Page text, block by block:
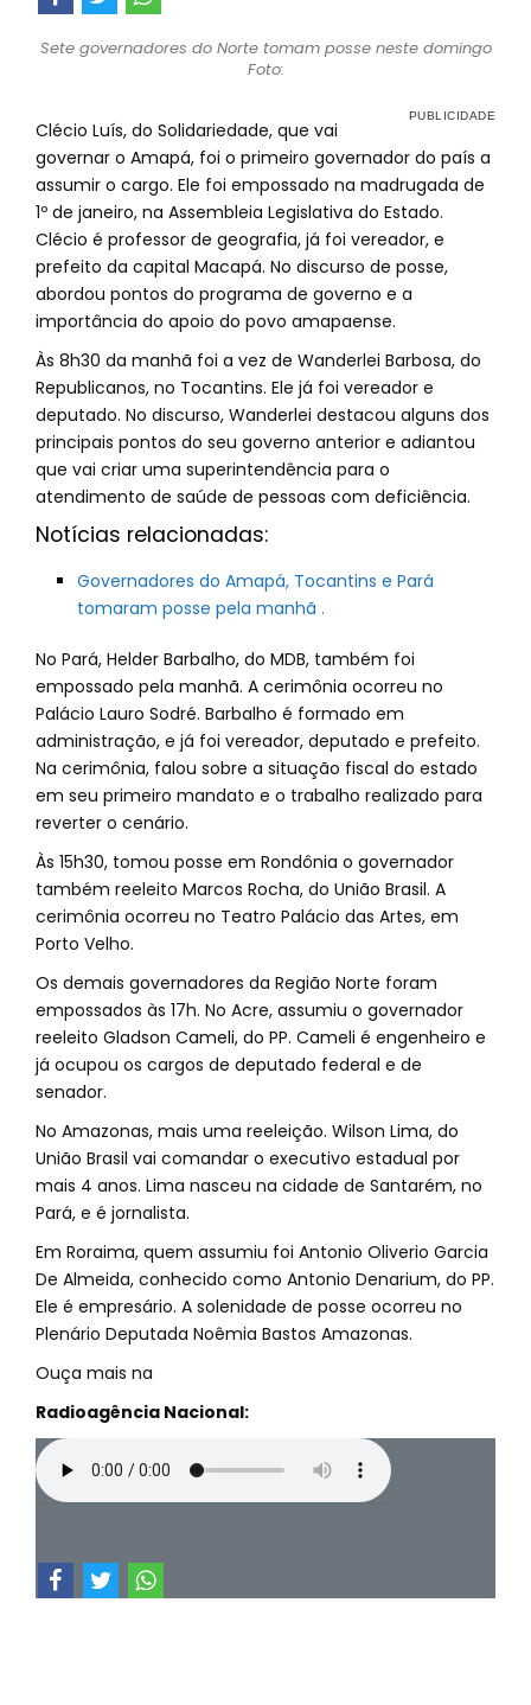
Sete governadores do Norte tomam posse neste domingo
Foto:
Clécio Luís, do Solidariedade, que vai
governar o Amapá, foi o primeiro governador do país a
assumir o cargo. Ele foi empossado na madrugada de
1º de janeiro, na Assembleia Legislativa do Estado.
Clécio é professor de geografia, já foi vereador, e
prefeito da capital Macapá. No discurso de posse,
abordou pontos do programa de governo e a
importância do apoio do povo amapaense.
Às 8h30 da manhã foi a vez de Wanderlei Barbosa, do
Republicanos, no Tocantins. Ele já foi vereador e
deputado. No discurso, Wanderlei destacou alguns dos
principais pontos do seu governo anterior e adiantou
que vai criar uma superintendência para o
atendimento de saúde de pessoas com deficiência.
Notícias relacionadas:
Governadores do Amapá, Tocantins e Pará
tomaram posse pela manhã .
No Pará, Helder Barbalho, do MDB, também foi
empossado pela manhã. A cerimônia ocorreu no
Palácio Lauro Sodré. Barbalho é formado em
administração, e já foi vereador, deputado e prefeito.
Na cerimônia, falou sobre a situação fiscal do estado
em seu primeiro mandato e o trabalho realizado para
reverter o cenário.
Às 15h30, tomou posse em Rondônia o governador
também reeleito Marcos Rocha, do União Brasil. A
cerimônia ocorreu no Teatro Palácio das Artes, em
Porto Velho.
Os demais governadores da Região Norte foram
empossados às 17h. No Acre, assumiu o governador
reeleito Gladson Cameli, do PP. Cameli é engenheiro e
já ocupou os cargos de deputado federal e de
senador.
No Amazonas, mais uma reeleição. Wilson Lima, do
União Brasil vai comandar o executivo estadual por
mais 4 anos. Lima nasceu na cidade de Santarém, no
Pará, e é jornalista.
Em Roraima, quem assumiu foi Antonio Oliverio Garcia
De Almeida, conhecido como Antonio Denarium, do PP.
Ele é empresário. A solenidade de posse ocorreu no
Plenário Deputada Noêmia Bastos Amazonas.
Ouça mais na
Radioagência Nacional: